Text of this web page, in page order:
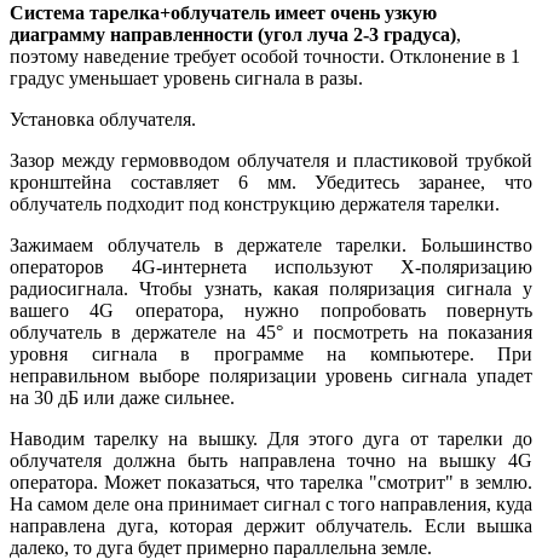
Система тарелка+облучатель имеет очень узкую
диаграмму направленности (угол луча 2-3 градуса),
поэтому наведение требует особой точности. Отклонение в 1
градус уменьшает уровень сигнала в разы.
Установка облучателя.
Зазор между гермовводом облучателя и пластиковой трубкой
кронштейна составляет 6 мм. Убедитесь заранее, что
облучатель подходит под конструкцию держателя тарелки.
Зажимаем облучатель в держателе тарелки. Большинство
операторов 4G-интернета используют X-поляризацию
радиосигнала. Чтобы узнать, какая поляризация сигнала у
вашего 4G оператора, нужно попробовать повернуть
облучатель в держателе на 45° и посмотреть на показания
уровня сигнала в программе на компьютере. При
неправильном выборе поляризации уровень сигнала упадет
на 30 дБ или даже сильнее.
Наводим тарелку на вышку. Для этого дуга от тарелки до
облучателя должна быть направлена точно на вышку 4G
оператора. Может показаться, что тарелка "смотрит" в землю.
На самом деле она принимает сигнал с того направления, куда
направлена дуга, которая держит облучатель. Если вышка
далеко, то дуга будет примерно параллельна земле.